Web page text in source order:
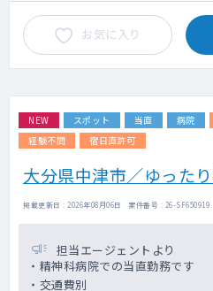
お気に入り
NEW スポット 当直 病院
経験不問
宿日直許可
大分県中津市／ゆった
掲載更新日 : 2026年08月06日 案件番号 : 26-SF650919
担当エージェントより
・精神科病院での当直勤務です
・交通費別